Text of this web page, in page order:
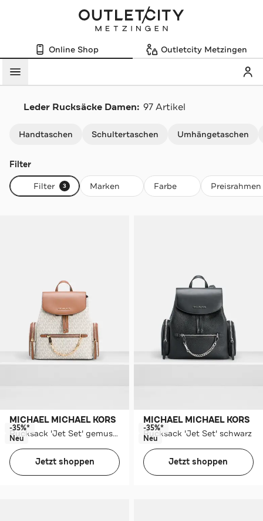
Online Shop Outletcity Metzingen
Menü
Leder Rucksäcke Damen: 97 Artikel
Handtaschen Schultertaschen Umhängetaschen
Filter
Filter 3 Marken Farbe Preisrahmen
MICHAEL MICHAEL KORS
Rucksack 'Jet Set' gemustert
-35%*
Neu
Jetzt shoppen
MICHAEL MICHAEL KORS
Rucksack 'Jet Set' schwarz
-35%*
Neu
Jetzt shoppen